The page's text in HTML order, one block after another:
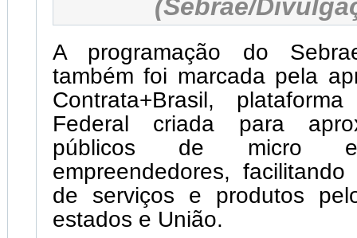
(Sebrae/
A programação do
também foi marcada pela
Contrata+Brasil,
Federal criada para
públicos de micro e
empreendedores,
de serviços e produtos
estados e União.